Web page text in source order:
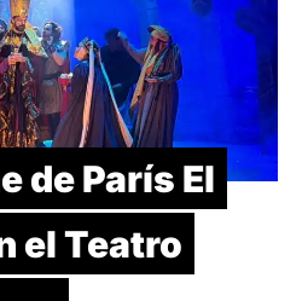
de París El
el Teatro